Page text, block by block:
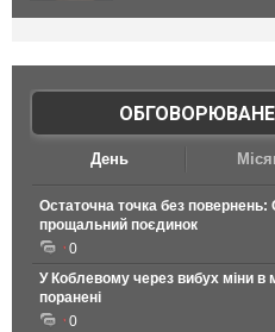
ОБГОВОРЮВАНЕ
День
Остаточна точка без повернень:
прощальний поєдинок
0
У Коблевому через вибух міни в
поранені
0